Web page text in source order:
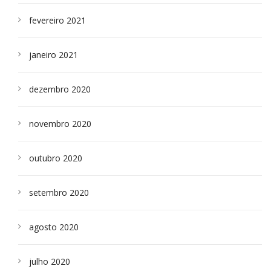
fevereiro 2021
janeiro 2021
dezembro 2020
novembro 2020
outubro 2020
setembro 2020
agosto 2020
julho 2020